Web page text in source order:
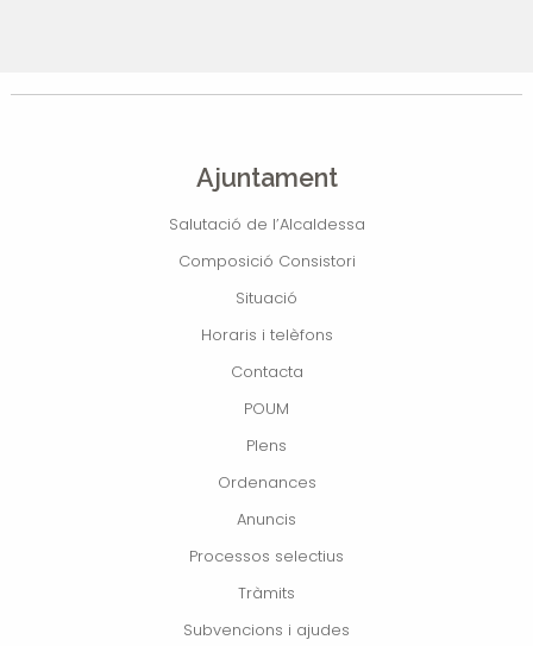
Ajuntament
Salutació de l’Alcaldessa
Composició Consistori
Situació
Horaris i telèfons
Contacta
POUM
Plens
Ordenances
Anuncis
Processos selectius
Tràmits
Subvencions i ajudes